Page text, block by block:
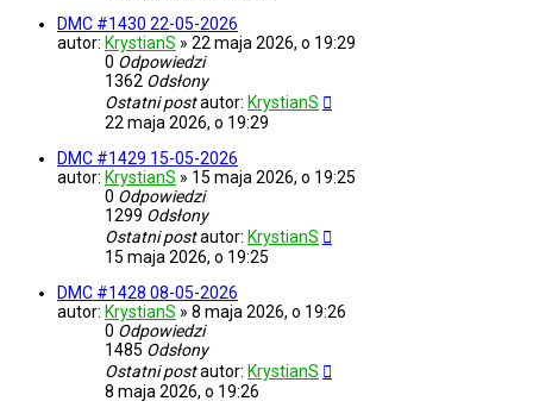
DMC #1430 22-05-2026
autor: KrystianS » 22 maja 2026, o 19:29
0 Odpowiedzi
1362 Odsłony
Ostatni postautor: KrystianS
22 maja 2026, o 19:29
DMC #1429 15-05-2026
autor: KrystianS » 15 maja 2026, o 19:25
0 Odpowiedzi
1299 Odsłony
Ostatni postautor: KrystianS
15 maja 2026, o 19:25
DMC #1428 08-05-2026
autor: KrystianS » 8 maja 2026, o 19:26
0 Odpowiedzi
1485 Odsłony
Ostatni postautor: KrystianS
8 maja 2026, o 19:26